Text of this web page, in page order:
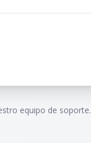
equipo de soporte.